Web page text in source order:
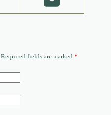
Required fields are marked *